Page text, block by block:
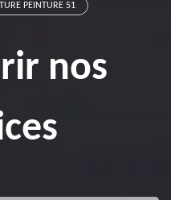
PEINTURE 51
nos